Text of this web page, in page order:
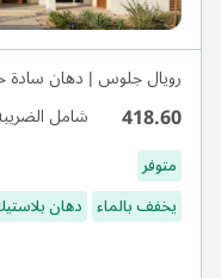
رويال جلوس | دهان سادة
418.60 شامل
متوفر
يخفف بالماء دهان